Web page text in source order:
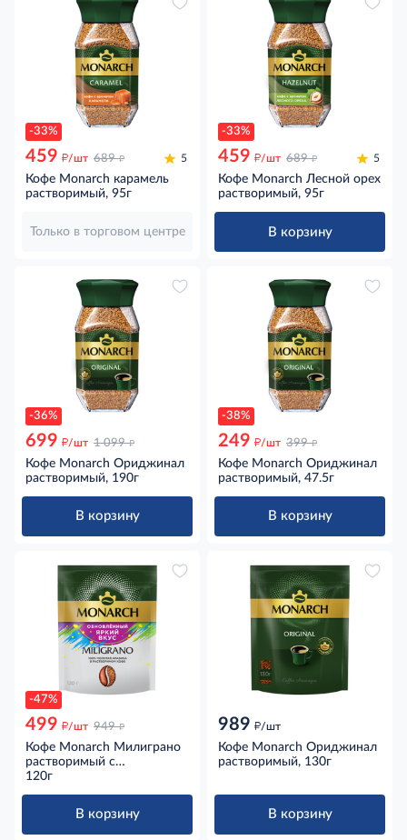
-33%
459 д/шт 689 д 5
Кофе Monarch карамель
растворимый, 95г
Только в торговом центре
-33%
459 д/шт 689 д 5
Кофе Monarch Лесной орех
растворимый, 95г
В корзину
-36%
699 д/шт 1 099 д
Кофе Monarch Ориджинал
растворимый, 190г
В корзину
-38%
249 д/шт 399 д
Кофе Monarch Ориджинал
растворимый, 47.5г
В корзину
-47%
499 д/шт 949 д
Кофе Monarch Милиграно
растворимый с
добавлением молотого,
120г
В корзину
989 д/шт
Кофе Monarch Ориджинал
растворимый, 130г
В корзину